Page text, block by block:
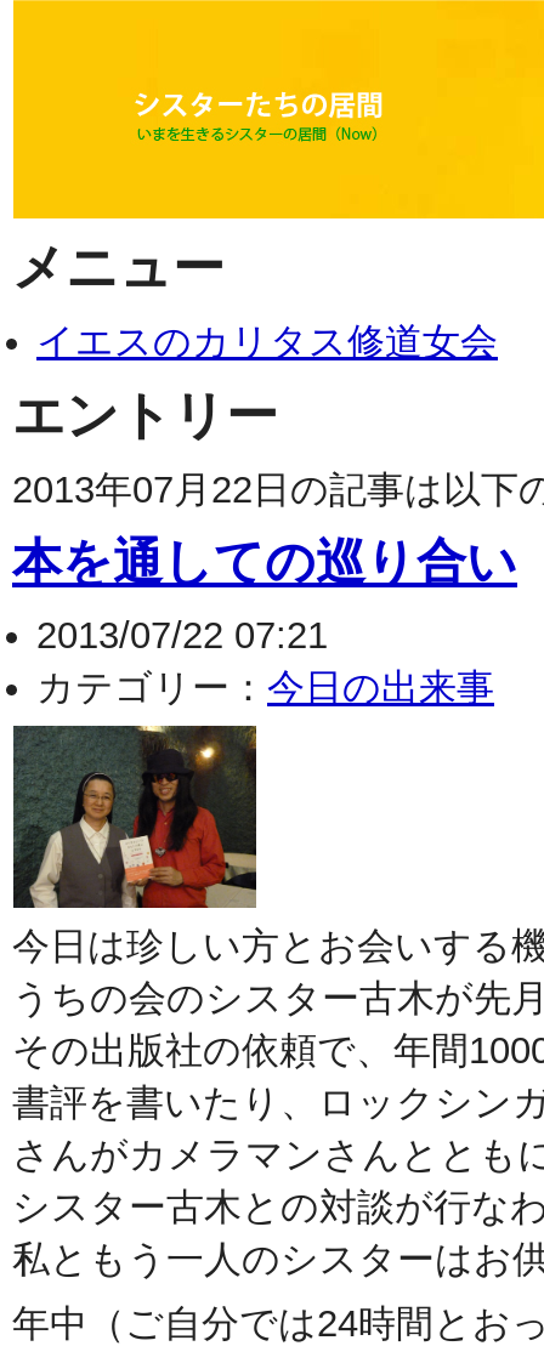
メニュー
イエスのカリタス修道女会
エントリー
2013年07月22日の記事は以下
本を通しての巡り合い
2013/07/22 07:21
カテゴリー： 今日の出来事
今日は珍しい方とお会いする
うちの会のシスター古木が先
その出版社の依頼で、年間
書評を書いたり、ロックシン
さんがカメラマンさんととも
シスター古木との対談が行な
私ともう一人のシスターはお
年中（ご自分では24時間とお